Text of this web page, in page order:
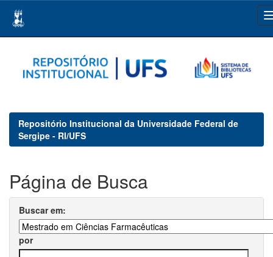
navigation
Repositório Institucional da Universidade Federal de
Sergipe - RI/UFS
Página de Busca
Buscar em:
por